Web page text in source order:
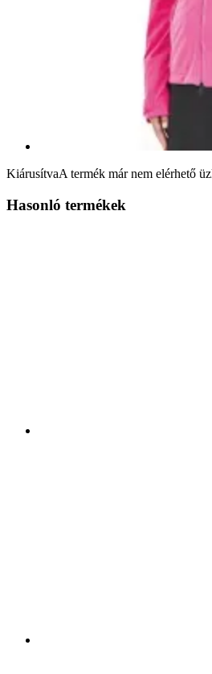
KiárusítvaA termék már nem elérhető
Hasonló termékek